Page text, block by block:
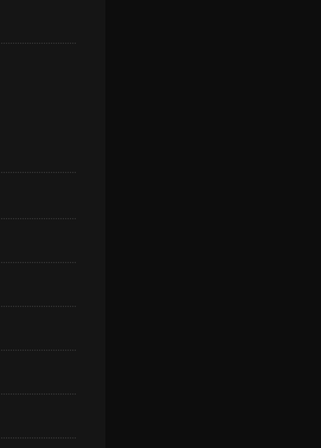
mit guten